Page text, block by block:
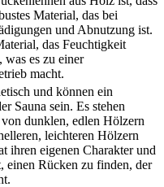
Material, das bei
und Abnutzung ist.
das Feuchtigkeit
was es zu einer
macht.
und können ein
Sauna sein. Es stehen
dunklen, edlen Hölzern
leichteren Hölzern
ihren eigenen Charakter und
einen Rücken zu finden, der